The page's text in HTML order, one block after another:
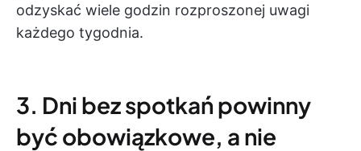
odzyskać wiele godzin rozproszonej uwagi
każdego tygodnia.
3. Dni bez spotkań powinny
być obowiązkowe, a nie